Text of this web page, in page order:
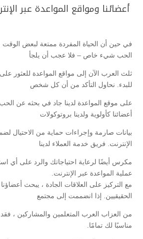
أعضائنا ومواقع المواعدة عبر
في حين أن الحياة المفردة ممتعة لبعض الوقت
الحب شيء خاص – فلا عجب أن يلجأ
ثلث العرب الآن إلى مواقع المواعدة للعثور
للبدء. نحاول التأكد من أن كل شخص
على موقع المواعدة لدينا جاد في بحثه عن
أعضائنا كأولوية ولدينا بروتوكولات
بيانات صارمة وإجراءات حماية من الاحتيال
الإنترنت. فريق خدمة العملاء لدينا
مكرس أيضًا لرعاية احتياجاتك والرد على أي
عملية المواعدة عبر الإنترنت.
مع التركيز على العلاقات الجادة ، يبحث
الحقيقيين. إذا انضممت إلى مجتمع
من العزاب العرب المتعلمين والمشاركين ،
مناسبًا لك تمامًا.